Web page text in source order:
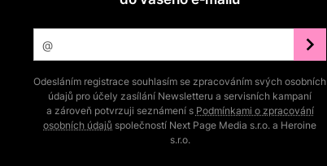
Odesláním registrace souhlasím se zpracováním svých osobních
údajů pro účely zasílání Newsletteru a servisních kampaní
a zároveň potvrzuji seznámení s Podmínkami o zpracování
osobních údajů společností Next Page Media s.r.o. a Heroine
s.r.o.